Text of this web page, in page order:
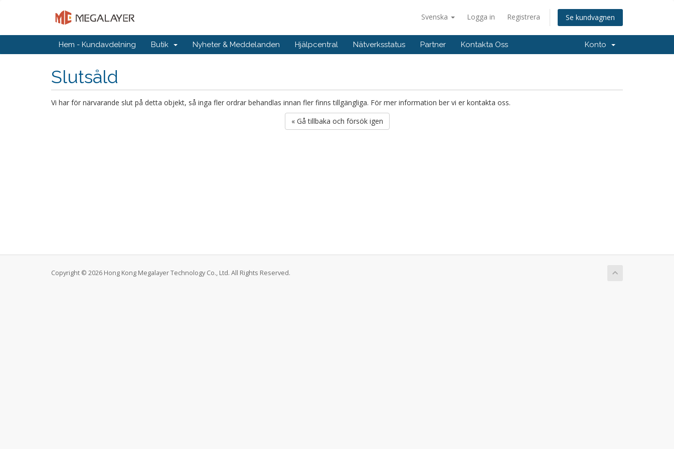
Svenska Logga in Registrera Se kundvagnen
Hem - Kundavdelning Butik Nyheter & Meddelanden Hjälpcentral Nätverksstatus Partner Kontakta Oss Konto
Slutsåld
Vi har för närvarande slut på detta objekt, så inga fler ordrar behandlas innan fler finns tillgängliga. För mer information ber vi er kontakta oss.
« Gå tillbaka och försök igen
Copyright © 2026 Hong Kong Megalayer Technology Co., Ltd. All Rights Reserved.